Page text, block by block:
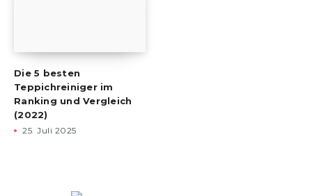
Die 5 besten
Teppichreiniger im
Ranking und Vergleich
(2022)
25. Juli 2025